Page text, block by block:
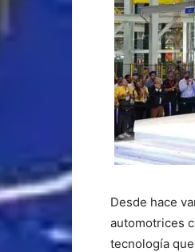
Desde hace
automotrices
tecnología